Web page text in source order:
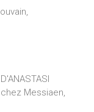
Messiaen,